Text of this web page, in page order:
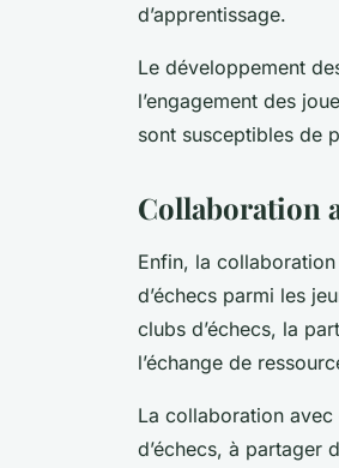
d’apprentissage.
Le développement
l’engagement des
sont susceptibles de
Collaboration
Enfin, la collaboration
d’échecs parmi les
clubs d’échecs, la
l’échange de
La collaboration avec
d’échecs, à partager